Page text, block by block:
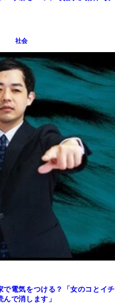
社会
で電気をつける？「女のコとイチ
で消します」